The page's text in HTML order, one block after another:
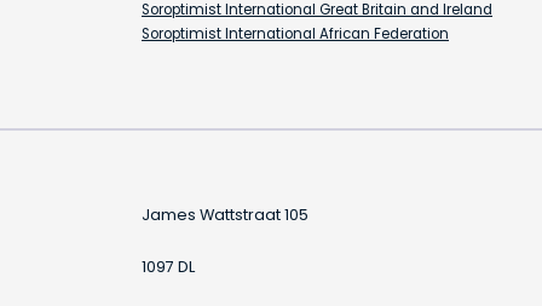
Soroptimist International Great Britain and Ireland
Soroptimist International African Federation
James Wattstraat 105
1097 DL